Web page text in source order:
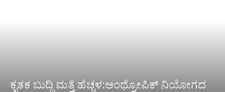
ಕೃತಕ ಬುದ್ಧಿ ಮತ್ತೆ ಹೆಚ್ಚಳ:ಆಂಥ್ರೋಪಿಕ್ ನಿಯೋಗದ